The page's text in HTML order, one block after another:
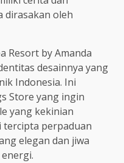
dirasakan oleh
Resort by Amanda
desainnya yang
Indonesia. Ini
Store yang ingin
yang kekinian
tercipta perpaduan
elegan dan jiwa